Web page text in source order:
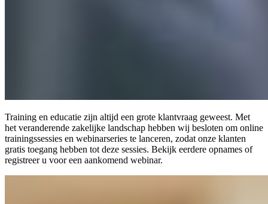
Training en educatie zijn altijd een grote klantvraag geweest. Met
het veranderende zakelijke landschap hebben wij besloten om online
trainingssessies en webinarseries te lanceren, zodat onze klanten
gratis toegang hebben tot deze sessies. Bekijk eerdere opnames of
registreer u voor een aankomend webinar.